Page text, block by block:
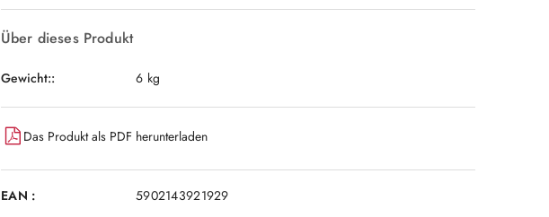
Über dieses Produkt
Gewicht:: 6 kg
Das Produkt als PDF herunterladen
EAN : 5902143921929